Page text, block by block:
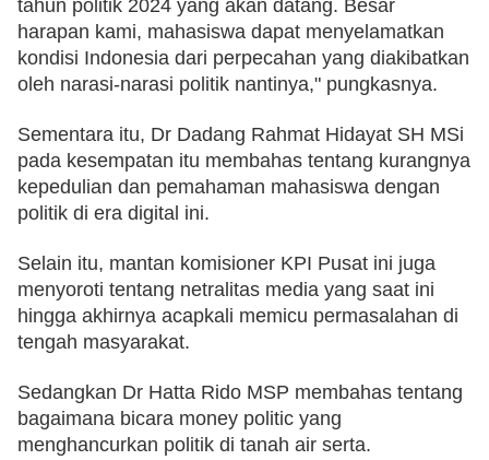
tahun politik 2024 yang akan datang. Besar
harapan kami, mahasiswa dapat menyelamatkan
kondisi Indonesia dari perpecahan yang diakibatkan
oleh narasi-narasi politik nantinya," pungkasnya.
Sementara itu, Dr Dadang Rahmat Hidayat SH MSi
pada kesempatan itu membahas tentang kurangnya
kepedulian dan pemahaman mahasiswa dengan
politik di era digital ini.
Selain itu, mantan komisioner KPI Pusat ini juga
menyoroti tentang netralitas media yang saat ini
hingga akhirnya acapkali memicu permasalahan di
tengah masyarakat.
Sedangkan Dr Hatta Rido MSP membahas tentang
bagaimana bicara money politic yang
menghancurkan politik di tanah air serta.